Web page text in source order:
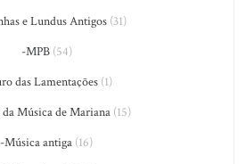
e Lundus Antigos (31)
-MPB(54)
das Lamentações (1)
Música de Mariana(15)
-Música antiga (16)